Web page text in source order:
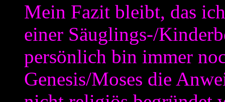
Mein Fazit bleibt, das
einer Säuglings-/
persönlich bin immer
Genesis/Moses die